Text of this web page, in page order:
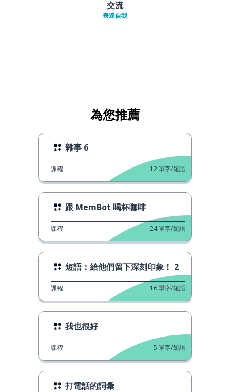
交流
表達自我
為您推薦
雜事 6
課程 12單字/短語
跟 MemBot 喝杯咖啡
課程 24單字/短語
短語：給他們留下深刻印象！ 2
課程 16單字/短語
我也很好
課程 5 單字/短語
打電話的詞彙